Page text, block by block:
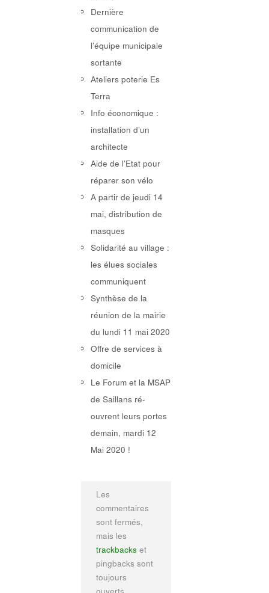
Dernière
communication de
l’équipe municipale
sortante
Ateliers poterie Es
Terra
Info économique :
installation d’un
architecte
Aide de l’Etat pour
réparer son vélo
A partir de jeudi 14
mai, distribution de
masques
Solidarité au village :
les élues sociales
communiquent
Synthèse de la
réunion de la mairie
du lundi 11 mai 2020
Offre de services à
domicile
Le Forum et la MSAP
de Saillans ré-
ouvrent leurs portes
demain, mardi 12
Mai 2020 !
Les
commentaires
sont fermés,
mais les
trackbacks et
pingbacks sont
toujours